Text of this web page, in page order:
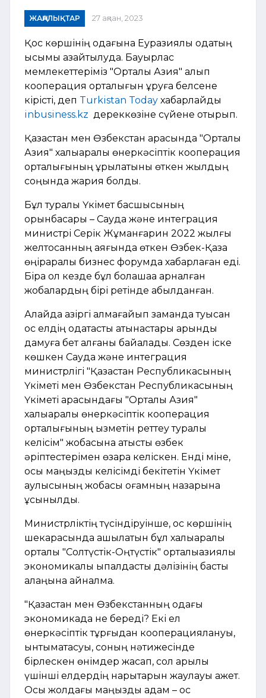
ЖАҢАЛЫҚТАР 27 ақпан, 2023
Қос көршінің одағына Еуразиялық одақтың
қысымы азайтылуда. Бауырлас
мемлекеттеріміз "Орталық Азия" алып
кооперация орталығын құруға белсене
кірісті, деп Turkistan Today хабарлайды
inbusiness.kz дереккөзіне сүйене отырып.
Қазақстан мен Өзбекстан арасында "Орталық
Азия" халықаралық өнеркәсіптік кооперация
орталығының құрылатыны өткен жылдың
соңында жария болды.
Бұл туралы Үкімет басшысының
орынбасары – Сауда және интеграция
министрі Серік Жұманғарин 2022 жылғы
желтоқсанның аяғында өткен Өзбек-Қазақ
өңіраралық бизнес форумда хабарлаған еді.
Бірақ ол кезде бұл болашаққа арналған
жобалардың бірі ретінде қабылданған.
Алайда қазіргі алмағайып заманда туысқан
қос елдің одақтастық қатынастары қарқынды
дамуға бет алғаны байқалады. Сөзден іске
көшкен Сауда және интеграция
министрлігі "Қазақстан Республикасының
Үкіметі мен Өзбекстан Республикасының
Үкіметі арасындағы "Орталық Азия"
халықаралық өнеркәсіптік кооперация
орталығының қызметін реттеу туралы
келісім" жобасына қатысты өзбек
әріптестерімен өзара келіскен. Енді міне,
осы маңызды келісімді бекітетін Үкімет
қаулысының жобасы қоғамның назарына
ұсынылды.
Министрліктің түсіндіруінше, қос көршінің
шекарасында ашылатын бұл халықаралық
орталық "Солтүстік-Оңтүстік" орталықазиялық
экономикалық ықпалдастық дәлізінің басты
алаңына айналмақ.
"Қазақстан мен Өзбекстанның одағы
экономикада не береді? Екі ел
өнеркәсіптік тұрғыдан кооперациялануы,
ынтымақтасуы, соның нәтижесінде
бірлескен өнімдер жасап, сол арқылы
үшінші елдердің нарықтарын жаулауы қажет.
Осы жолдағы маңызды қадам – қос